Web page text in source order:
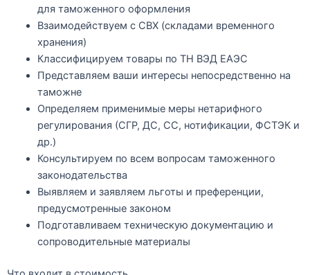
для таможенного оформления
Взаимодействуем с СВХ (складами временного
хранения)
Классифицируем товары по ТН ВЭД ЕАЭС
Представляем ваши интересы непосредственно на
таможне
Определяем применимые меры нетарифного
регулирования (СГР, ДС, СС, нотификации, ФСТЭК и
др.)
Консультируем по всем вопросам таможенного
законодательства
Выявляем и заявляем льготы и преференции,
предусмотренные законом
Подготавливаем техническую документацию и
сопроводительные материалы